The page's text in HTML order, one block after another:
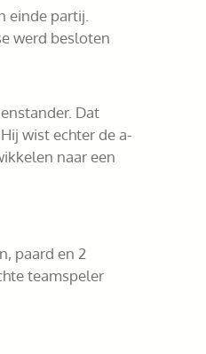
einde partij.
werd besloten
Dat
wist echter de a-
naar een
paard en 2
teamspeler